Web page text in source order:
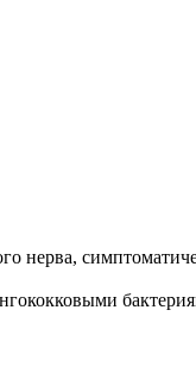
нерва,